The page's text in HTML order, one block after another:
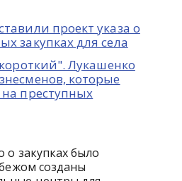
проект указа о
закупках для села
Лукашенко
которые
преступных
о закупках было
созданы